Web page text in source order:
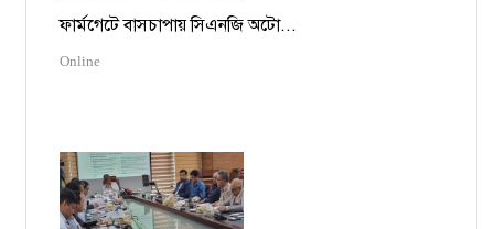
ফার্মগেটে বাসচাপায় সিএনজি অটো...
Online